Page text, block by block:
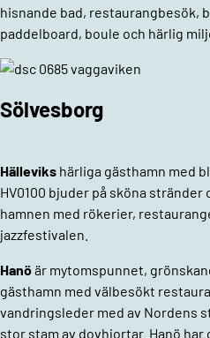
hisnande bad, restaurangbesök,
paddelboard, boule och härlig
Sölvesborg
Hälleviks härliga gästhamn med
HV0100 bjuder på sköna
hamnen med rökerier,
jazzfestivalen.
Hanöär mytomspunnet,
gästhamn med välbesökt
vandringsleder med av Nordens
stor stam av dovhjortar. Hanö